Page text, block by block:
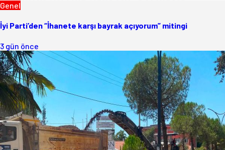
Genel
İyi Parti’den “İhanete karşı bayrak açıyorum” mitingi
3 gün önce